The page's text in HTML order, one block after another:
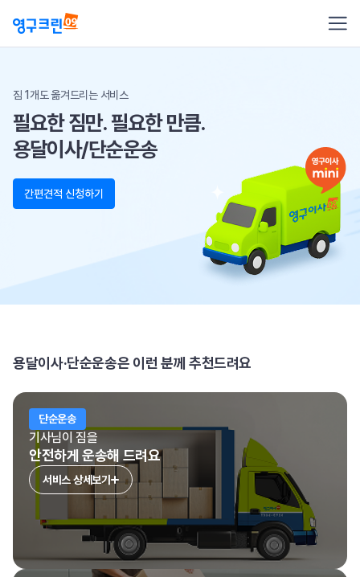
짐 1개도 옮겨드리는 서비스
필요한 짐만. 필요한 만큼.
용달이사/단순운송
간편견적 신청하기
용달이사·단순운송은 이런 분께 추천드려요
단순운송
기사님이 짐을
안전하게 운송해 드려요
서비스 상세보기